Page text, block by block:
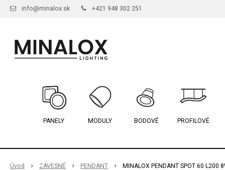
info@minalox.sk +421 948 302 251
PANELY MODULY BODOVÉ PROFILOVÉ
Úvod ZÁVESNÉ PENDANT MINALOX PENDANT SPOT 60 L200